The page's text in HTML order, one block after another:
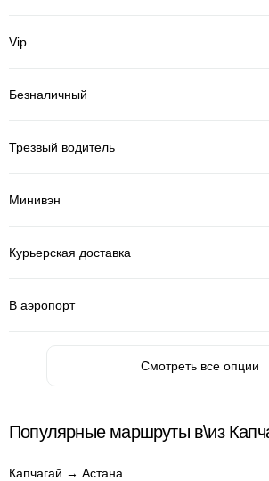
Vip
Безналичный
Трезвый водитель
Минивэн
Курьерская доставка
В аэропорт
Смотреть все опции
Популярные маршруты в\из
Капчагай → Астана